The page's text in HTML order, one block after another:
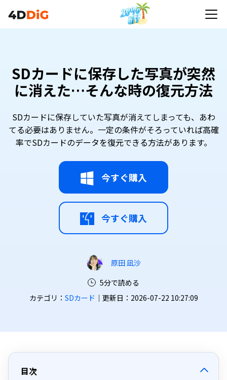
SDカードに保存した写真が突然
に消えた…そんな時の復元方法
SDカードに保存していた写真が消えてしまっても、あわ
てる必要はありません。一定の条件がそろっていれば高確
率でSDカードのデータを復元できる方法があります。
今すぐ購入
今すぐ購入
原田 凪沙
5分で読める
カテゴリ： SDカード ｜更新日：2026-07-22 10:27:09
目次